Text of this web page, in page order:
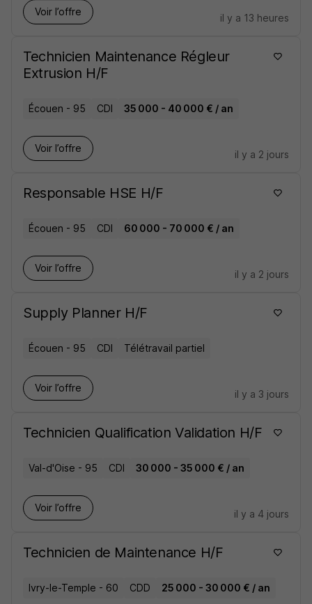
Voir l’offre
il y a 13 heures
Technicien Maintenance Régleur
Extrusion H/F
Écouen - 95 CDI 35 000 - 40 000 € / an
Voir l’offre
il y a 2 jours
Responsable HSE H/F
Écouen - 95 CDI 60 000 - 70 000 € / an
Voir l’offre
il y a 2 jours
Supply Planner H/F
Écouen - 95 CDI Télétravail partiel
Voir l’offre
il y a 3 jours
Technicien Qualification Validation H/F
Val-d'Oise - 95 CDI 30 000 - 35 000 € / an
Voir l’offre
il y a 4 jours
Technicien de Maintenance H/F
Ivry-le-Temple - 60 CDD 25 000 - 30 000 € / an